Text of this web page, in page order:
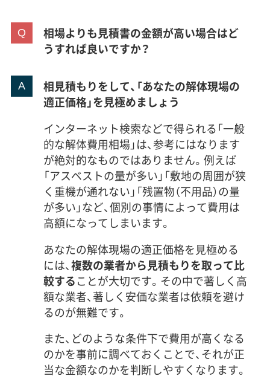
相場よりも見積書の金額が高い場合はど
うすれば良いですか？
相見積もりをして、「あなたの解体現場の
適正価格」を見極めましょう
インターネット検索などで得られる「一般
的な解体費用相場」は、参考にはなります
が絶対的なものではありません。例えば
「アスベストの量が多い」「敷地の周囲が狭
く重機が通れない」「残置物（不用品）の量
が多い」など、個別の事情によって費用は
高額になってしまいます。
あなたの解体現場の適正価格を見極める
には、複数の業者から見積もりを取って比
較することが大切です。その中で著しく高
額な業者、著しく安価な業者は依頼を避け
るのが無難です。
また、どのような条件下で費用が高くなる
のかを事前に調べておくことで、それが正
当な金額なのかを判断しやすくなります。